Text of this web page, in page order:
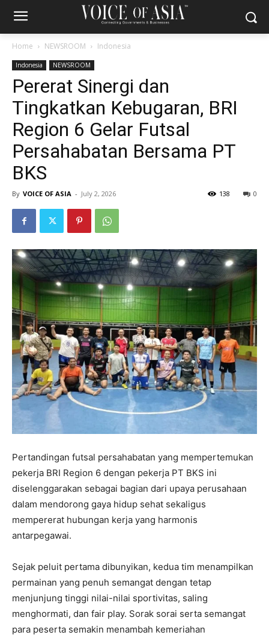
Home NEWSROOM Indonesia
Indonesia NEWSROOM
Pererat Sinergi dan
Tingkatkan Kebugaran, BRI
Region 6 Gelar Futsal
Persahabatan Bersama PT
BKS
By VOICE OF ASIA - July 2, 2026 0
138
Pertandingan futsal persahabatan yang mempertemukan
pekerja BRI Region 6 dengan pekerja PT BKS ini
diselenggarakan sebagai bagian dari upaya perusahaan
dalam mendorong gaya hidup sehat sekaligus
mempererat hubungan kerja yang harmonis
antarpegawai.
Sejak peluit pertama dibunyikan, kedua tim menampilkan
permainan yang penuh semangat dengan tetap
menjunjung tinggi nilai-nilai sportivitas, saling
menghormati, dan fair play. Sorak sorai serta semangat
para peserta semakin menambah kemeriahan